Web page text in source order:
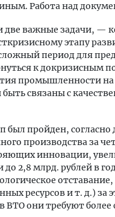
Работа над
две важные задачи, —
этапу
сложный период для
к докризисным
промышленности
связаны с
был пройден,
производства за
инновации,
до 2,8 млрд. рублей в
ресурсов и т. д.)
ВТО они требуют